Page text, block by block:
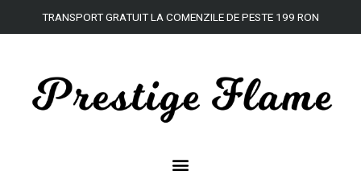
TRANSPORTGRATUITLA COMENZILE DEPESTE 199 RON